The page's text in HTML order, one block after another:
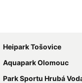
Heipark Tošovice
Aquapark Olomouc
Park Sportu Hrubá